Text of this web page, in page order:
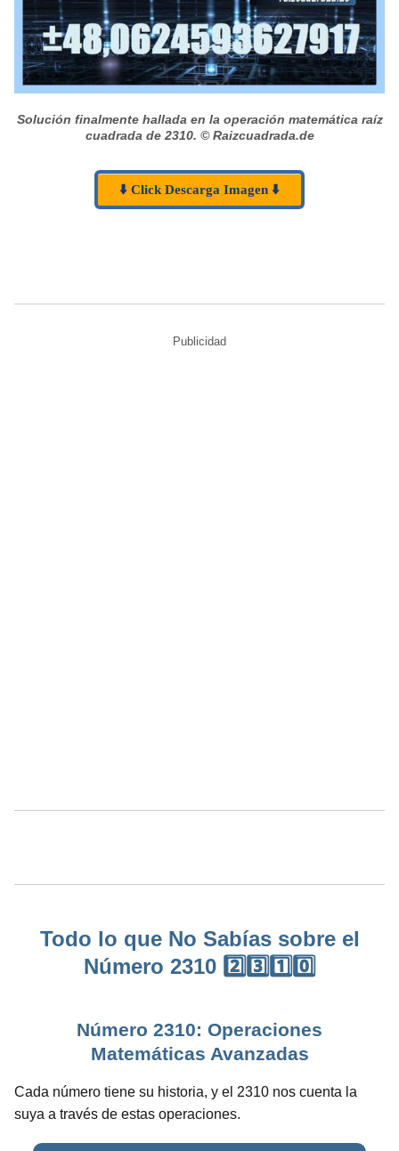
Solución finalmente hallada en la operación matemática raíz
cuadrada de 2310. © Raizcuadrada.de
⬇️ Click Descarga Imagen ⬇️
Publicidad
Todo lo que No Sabías sobre el
Número 2310 2️⃣3️⃣1️⃣0️⃣
Número 2310: Operaciones
Matemáticas Avanzadas
Cada número tiene su historia, y el 2310 nos cuenta la
suya a través de estas operaciones.